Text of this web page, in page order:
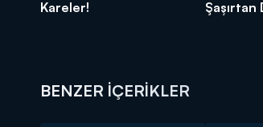
Kareler!
Şaşırtan
BENZER İÇERİKLER